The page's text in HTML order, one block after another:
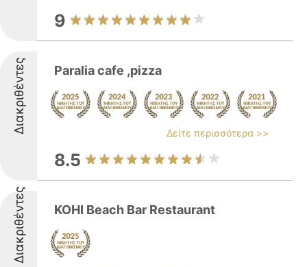
9
Διακριθέντες Paralia cafe ,pizza
Δείτε περισσότερα >>
8.5
Διακριθέντες KOHI Beach Bar Restaurant